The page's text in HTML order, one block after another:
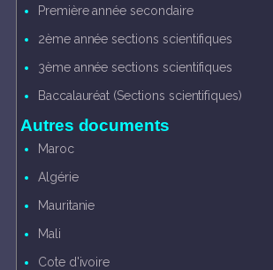
Première année secondaire
2ème année sections scientifiques
3ème année sections scientifiques
Baccalauréat (Sections scientifiques)
Autres documents
Maroc
Algérie
Mauritanie
Mali
Cote d'ivoire